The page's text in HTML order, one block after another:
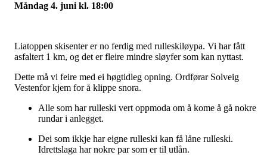
Måndag 4. juni kl. 18:00
Liatoppen skisenter er no ferdig med rulleskiløypa. Vi har fått
asfaltert 1 km, og det er fleire mindre sløyfer som kan nyttast.
Dette må vi feire med ei høgtidleg opning. Ordførar Solveig
Vestenfor kjem for å klippe snora.
Alle som har rulleski vert oppmoda om å kome å gå nokre
rundar i anlegget.
Dei som ikkje har eigne rulleski kan få låne rulleski.
Idrettslaga har nokre par som er til utlån.